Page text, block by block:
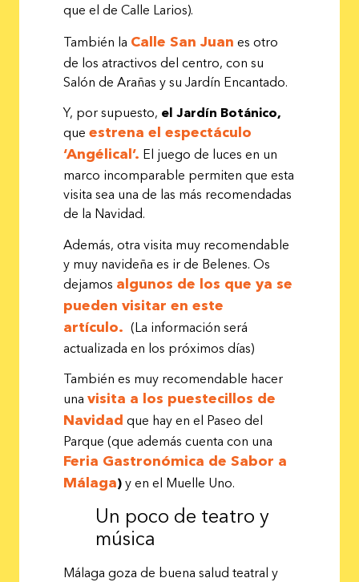
que el de Calle Larios).
También la Calle San Juan es otro
de los atractivos del centro, con su
Salón de Arañas y su Jardín Encantado.
Y, por supuesto, el Jardín Botánico,
que estrena el espectáculo
‘Angélical’. El juego de luces en un
marco incomparable permiten que esta
visita sea una de las más recomendadas
de la Navidad.
Además, otra visita muy recomendable
y muy navideña es ir de Belenes. Os
dejamos algunos de los que ya se
pueden visitar en este
artículo. (La información será
actualizada en los próximos días)
También es muy recomendable hacer
una visita a los puestecillos de
Navidad que hay en el Paseo del
Parque (que además cuenta con una
Feria Gastronómica de Sabor a
Málaga) y en el Muelle Uno.
Un poco de teatro y
música
Málaga goza de buena salud teatral y